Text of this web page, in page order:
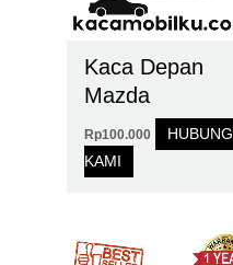
Kaca Depan
Mazda
Rp100.000
HUBUNGI
KAMI